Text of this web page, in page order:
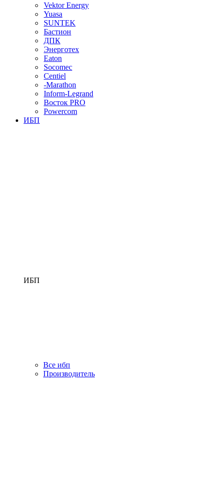
Vektor Energy
Yuasa
SUNTEK
Бастион
ДПК
Энерготех
Eaton
Socomec
Centiel
-Marathon
Inform-Legrand
Восток PRO
Powercom
ИБП
ИБП
Все ибп
Производитель